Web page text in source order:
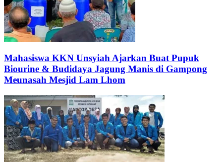
Mahasiswa KKN Unsyiah Ajarkan Buat Pupuk
Biourine & Budidaya Jagung Manis di Gampong
Meunasah Mesjid Lam Lhom